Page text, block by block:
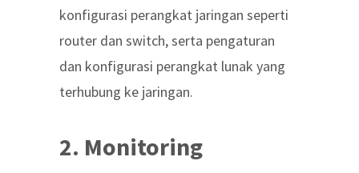
konfigurasi perangkat jaringan seperti
router dan switch, serta pengaturan
dan konfigurasi perangkat lunak yang
terhubung ke jaringan.
2. Monitoring